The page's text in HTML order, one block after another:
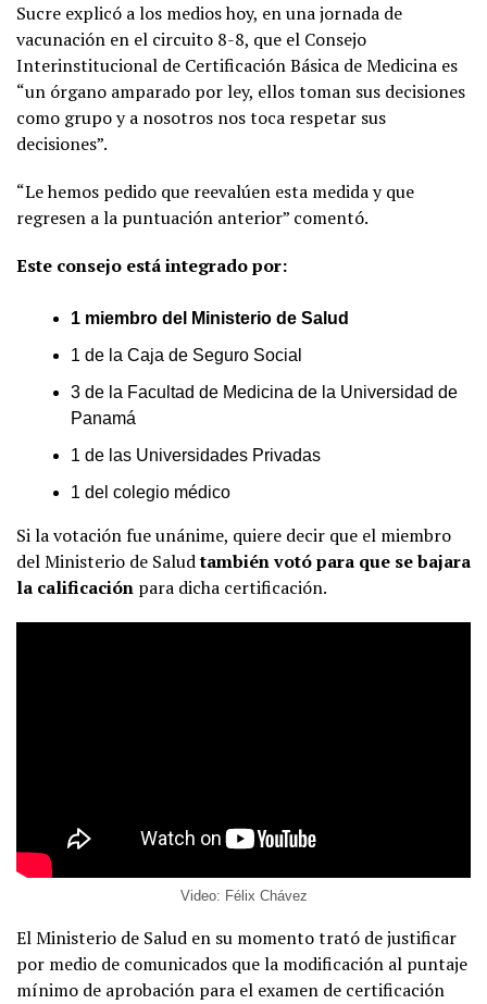
Sucre explicó a los medios hoy, en una jornada de
vacunación en el circuito 8-8, que el Consejo
Interinstitucional de Certificación Básica de Medicina es
“un órgano amparado por ley, ellos toman sus decisiones
como grupo y a nosotros nos toca respetar sus
decisiones”.
“Le hemos pedido que reevalúen esta medida y que
regresen a la puntuación anterior” comentó.
Este consejo está integrado por:
1 miembro del Ministerio de Salud
1 de la Caja de Seguro Social
3 de la Facultad de Medicina de la Universidad de
Panamá
1 de las Universidades Privadas
1 del colegio médico
Si la votación fue unánime, quiere decir que el miembro
del Ministerio de Saludtambién votó para que se bajara
la calificación para dicha certificación.
Video: Félix Chávez
El Ministerio de Salud en su momento trató de justificar
por medio de comunicados que la modificación al puntaje
mínimo de aprobación para el examen de certificación